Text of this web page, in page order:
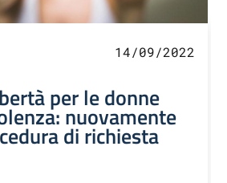
14/09/2022
per le donne
nuovamente
di richiesta